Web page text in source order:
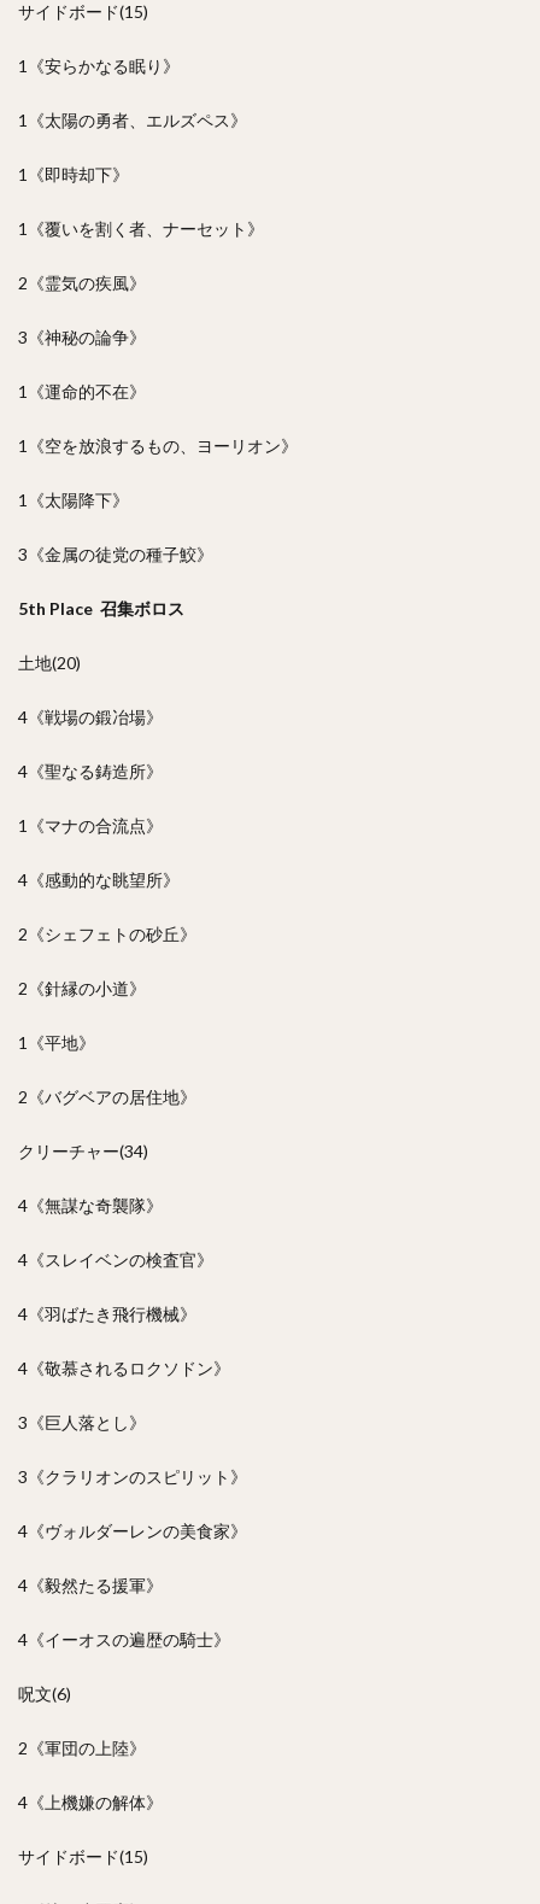
サイドボード(15)
1《安らかなる眠り》
1《太陽の勇者、エルズペス》
1《即時却下》
1《覆いを割く者、ナーセット》
2《霊気の疾風》
3《神秘の論争》
1《運命的不在》
1《空を放浪するもの、ヨーリオン》
1《太陽降下》
3《金属の徒党の種子鮫》
5th Place 召集ボロス
土地(20)
4《戦場の鍛冶場》
4《聖なる鋳造所》
1《マナの合流点》
4《感動的な眺望所》
2《シェフェトの砂丘》
2《針縁の小道》
1《平地》
2《バグベアの居住地》
クリーチャー(34)
4《無謀な奇襲隊》
4《スレイベンの検査官》
4《羽ばたき飛行機械》
4《敬慕されるロクソドン》
3《巨人落とし》
3《クラリオンのスピリット》
4《ヴォルダーレンの美食家》
4《毅然たる援軍》
4《イーオスの遍歴の騎士》
呪文(6)
2《軍団の上陸》
4《上機嫌の解体》
サイドボード(15)